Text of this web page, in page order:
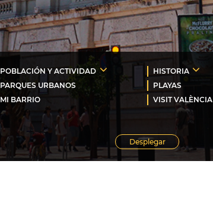
POBLACIÓN Y ACTIVIDAD HISTORIA
PARQUES URBANOS PLAYAS
MI BARRIO VISIT VALÈNCIA
Desplegar